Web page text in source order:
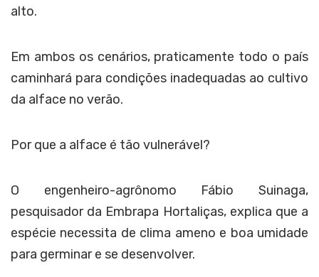
alto.
Em ambos os cenários, praticamente todo o país
caminhará para condições inadequadas ao cultivo
da alface no verão.
Por que a alface é tão vulnerável?
O engenheiro-agrônomo Fábio Suinaga,
pesquisador da Embrapa Hortaliças, explica que a
espécie necessita de clima ameno e boa umidade
para germinar e se desenvolver.